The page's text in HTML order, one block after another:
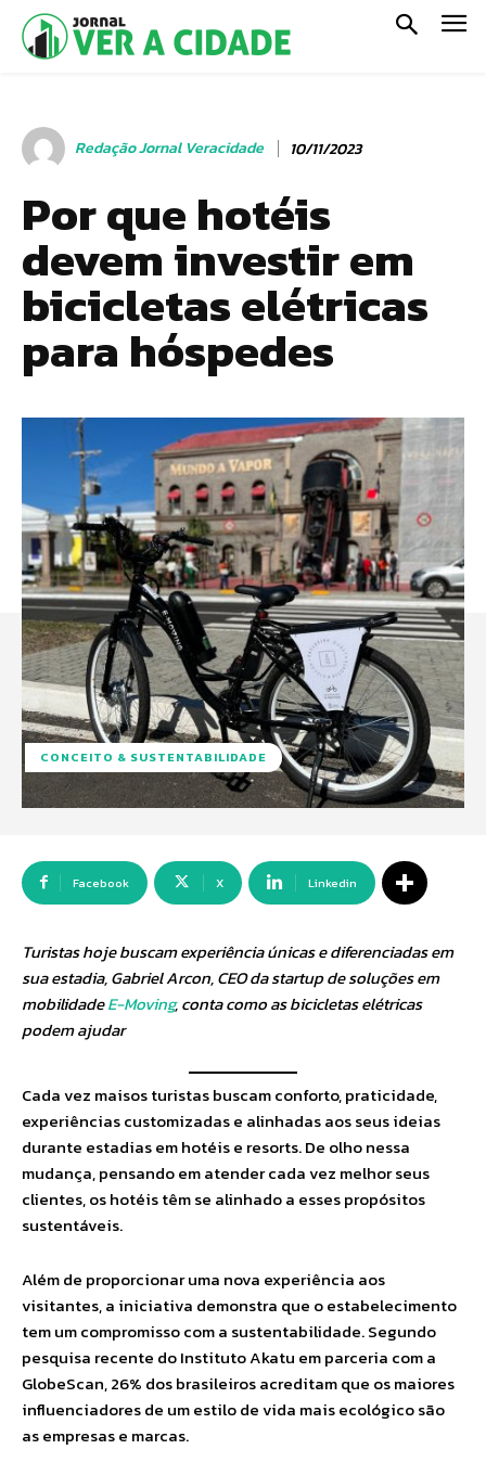
Redação Jornal Veracidade 10/11/2023
Por que hotéis
devem investir em
bicicletas elétricas
para hóspedes
CONCEITO & SUSTENTABILIDADE
Facebook X Linkedin
Turistas hoje buscam experiência únicas e diferenciadas em
sua estadia, Gabriel Arcon, CEO da startup de soluções em
mobilidadeE-Moving, conta como as bicicletas elétricas
podem ajudar
Cada vez maisos turistas buscam conforto, praticidade,
experiências customizadas e alinhadas aos seus ideias
durante estadias em hotéis e resorts. De olho nessa
mudança, pensando em atender cada vez melhor seus
clientes, os hotéis têm se alinhado a esses propósitos
sustentáveis.
Além de proporcionar uma nova experiência aos
visitantes, a iniciativa demonstra que o estabelecimento
tem um compromisso com a sustentabilidade. Segundo
pesquisa recente do Instituto Akatu em parceria com a
GlobeScan, 26% dos brasileiros acreditam que os maiores
influenciadores de um estilo de vida mais ecológico são
as empresas e marcas.